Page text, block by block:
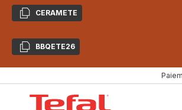
CopierCERAMETE
CopierBBQETE26